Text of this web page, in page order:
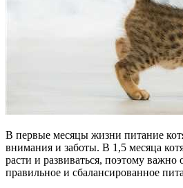
В первые месяцы жизни питание
внимания и заботы. В 1,5 месяца
расти и развиваться, поэтому важно
правильное и сбалансированное